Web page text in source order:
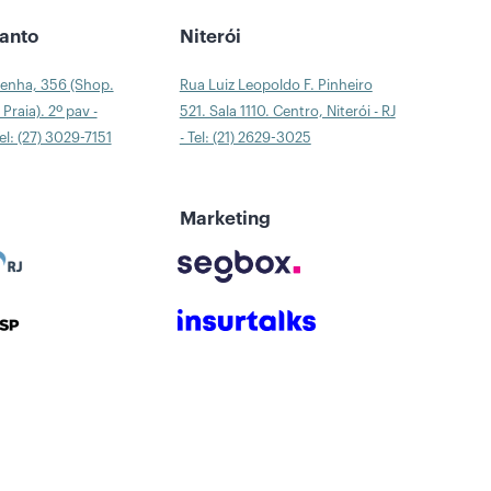
356 (Shop.
2º pav -
(27) 3029-7151
Niterói
Rua Luiz Leopoldo F. Pinheiro
521. Sala 1110. Centro, Niterói - RJ
- Tel: (21) 2629-3025
Marketing